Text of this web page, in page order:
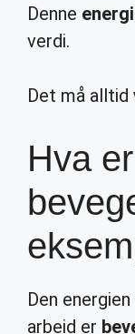
Denne
verdi.
Det må alltid
Hva er
Den
arbeid er